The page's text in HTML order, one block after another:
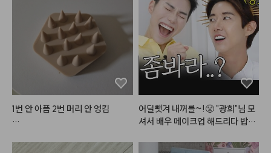
1번 안 아픔 2번 머리 안 엉킴
어딜뺏겨 내꺼를~!😤 "광희"님 모
셔서 배우 메이크업 해드리다 밥그